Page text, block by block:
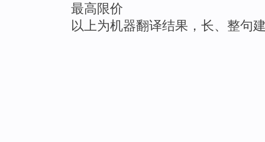
最高限价
以上为机器翻译结果，长、整句